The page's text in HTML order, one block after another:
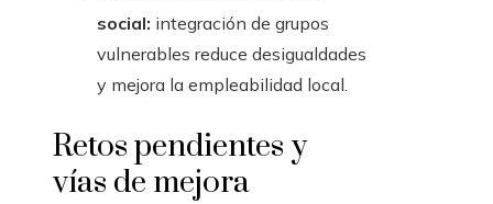
social: integración de grupos
vulnerables reduce desigualdades
y mejora la empleabilidad local.
Retos pendientes y
vías de mejora